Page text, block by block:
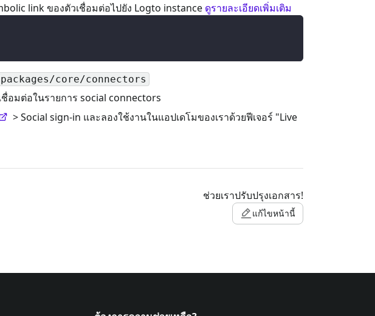
link ของตัวเชื่อมต่อไปยัง Logto instance ดูรายละเอียดเพิ่มเติม
core/connectors
อมต่อในรายการ social connectors
> Social sign-in และลองใช้งานในแอปเดโมของเราด้วยฟีเจอร์ "Live
ช่วยเราปรับปรุงเอกสาร!
แก้ไขหน้านี้